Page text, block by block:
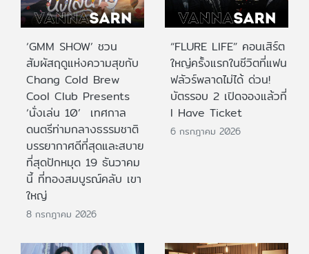
‘GMM SHOW’ ชวน
สัมผัสฤดูแห่งความสุขกับ
Chang Cold Brew
Cool Club Presents
‘นั่งเล่น 10’ เทศกาล
ดนตรีท่ามกลางธรรมชาติ
บรรยากาศดีที่สุดและสบาย
ที่สุดปักหมุด 19 ธันวาคม
นี้ ที่ทองสมบูรณ์คลับ เขา
ใหญ่
8 กรกฎาคม 2026
“FLURE LIFE” คอนเสิร์ต
ใหญ่ครั้งแรกในชีวิตที่แฟน
ฟลัวร์พลาดไม่ได้ ด่วน!
บัตรรอบ 2 เปิดจองแล้วที่
I Have Ticket
6 กรกฎาคม 2026